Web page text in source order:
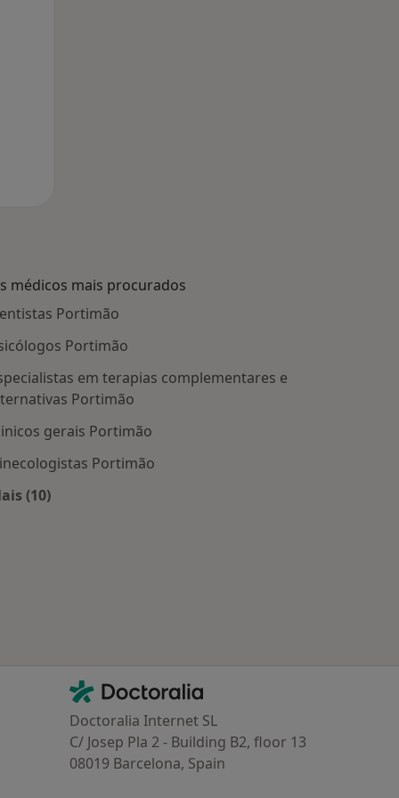
médicos mais procurados
Portimão
Portimão
em terapias complementares e
Portimão
gerais Portimão
Portimão
(10)
Contacto
Doctoralia - Homepage
Doctoralia Internet SL
C/ Josep Pla 2 - Building B2, floor 13
08019 Barcelona, Spain